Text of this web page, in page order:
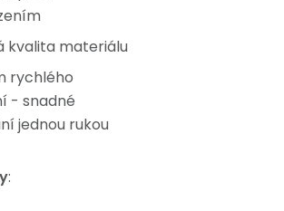
kvalita materiálu
rychlého
- snadné
jednou rukou
: